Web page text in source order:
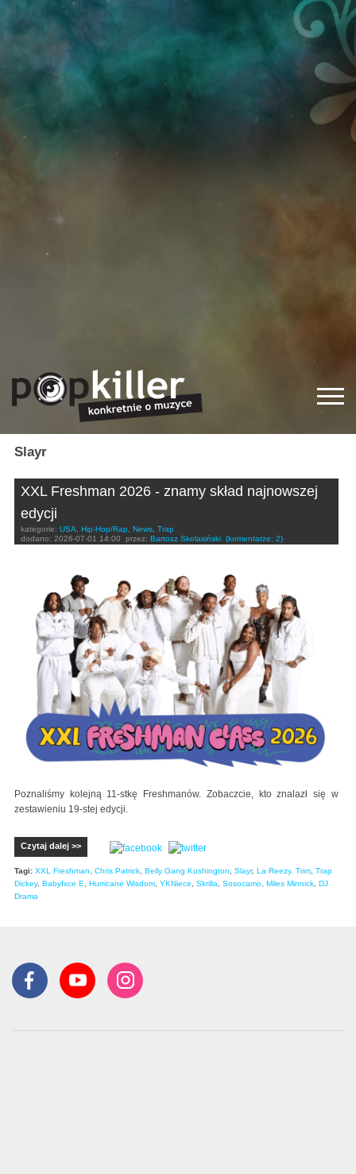
Slayr
XXL Freshman 2026 - znamy skład najnowszej
edycji
kategorie: USA, Hip-Hop/Rap, News, Trap
dodano: 2026-07-01 14:00 przez: Bartosz Skolasiński (komentarze: 2)
Poznaliśmy kolejną 11-stkę Freshmanów. Zobaczcie, kto znalazł się w
zestawieniu 19-stej edycji.
Czytaj dalej >>
Tagi: XXL Freshman Chris Patrick Belly Gang Kushington Slayr, La Reezy. Trim Trap
Dickey, Babyfxce E Hurricane Wisdom YKNiece Skrilla Sosocamo Miles Minnick DJ
Drama